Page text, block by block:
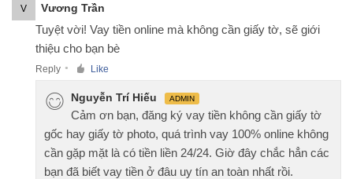
V Vương Trần
Tuyệt vời! Vay tiền online mà không cần giấy tờ, sẽ giới
thiệu cho bạn bè
Reply ● Like
Nguyễn Trí Hiếu ADMIN
Cảm ơn bạn, đăng ký vay tiền không cần giấy tờ
gốc hay giấy tờ photo, quá trình vay 100% online không
cần gặp mặt là có tiền liền 24/24. Giờ đây chắc hẳn các
bạn đã biết vay tiền ở đâu uy tín an toàn nhất rồi.